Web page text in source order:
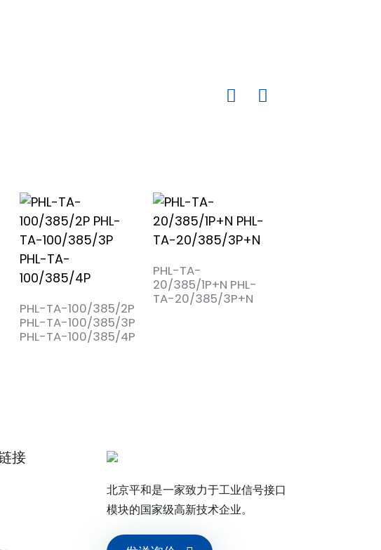
PHL-TA-100/385/2P
PHL-TA-100/385/3P
PHL-TA-100/385/4P
PHL-TA-
20/385/1P+N PHL-
TA-20/385/3P+N
接
北京平和是一家致力于工业信号接口
模块的国家级高新技术企业。